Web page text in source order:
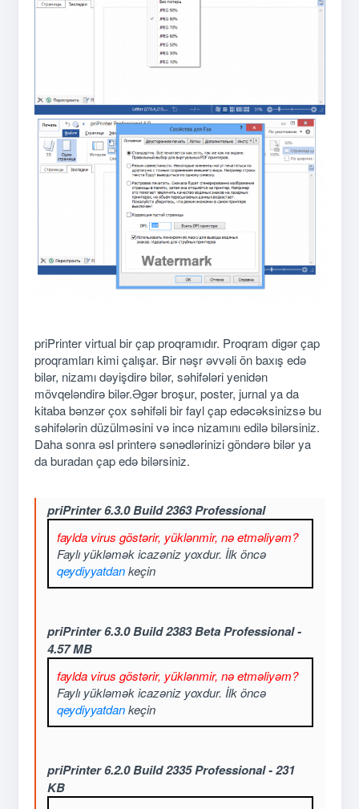
priPrinter virtual bir çap proqramıdır. Proqram digər çap
proqramları kimi çalışar. Bir nəşr əvvəli ön baxış edə
bilər, nizamı dəyişdirə bilər, səhifələri yenidən
mövqeləndirə bilər.Əgər broşur, poster, jurnal ya da
kitaba bənzər çox səhifəli bir fayl çap edəcəksinizsə bu
səhifələrin düzülməsini və incə nizamını edilə bilərsiniz.
Daha sonra əsl printerə sənədlərinizi göndərə bilər ya
da buradan çap edə bilərsiniz.
priPrinter 6.3.0 Build 2363 Professional
faylda virus göstərir, yüklənmir, nə etməliyəm?
Faylı yükləmək icazəniz yoxdur. İlk öncə
qeydiyyatdankeçin
priPrinter 6.3.0 Build 2383 Beta Professional -
4.57 MB
faylda virus göstərir, yüklənmir, nə etməliyəm?
Faylı yükləmək icazəniz yoxdur. İlk öncə
qeydiyyatdankeçin
priPrinter 6.2.0 Build 2335 Professional - 231
KB